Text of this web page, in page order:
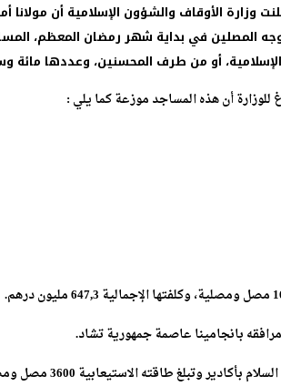
وزارة الأوقاف والشؤون الإسلامية أن
المصلين في بداية شهر رمضان المعظم،
أو من طرف المحسنين، وعددها مائة وسبعة
للوزارة أن هذه المساجد موزعة كما يلي :
بانجامينا عاصمة جمهورية تشاد.
3600 مصل ومصلية، وكلفته 62,5 مليون درهم.